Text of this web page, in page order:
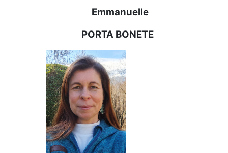
Emmanuelle
PORTA BONETE